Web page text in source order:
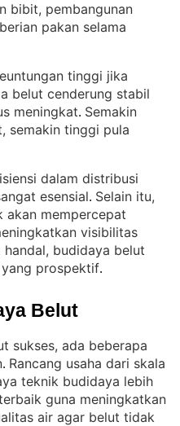
bibit, pembangunan
pakan selama
tinggi jika
belut cenderung stabil
meningkat. Semakin
semakin tinggi pula
dalam distribusi
esensial. Selain itu,
akan mempercepat
visibilitas
budidaya belut
yang prospektif.
Belut
sukses, ada beberapa
. Rancang usaha dari skala
teknik budidaya lebih
guna meningkatkan
air agar belut tidak